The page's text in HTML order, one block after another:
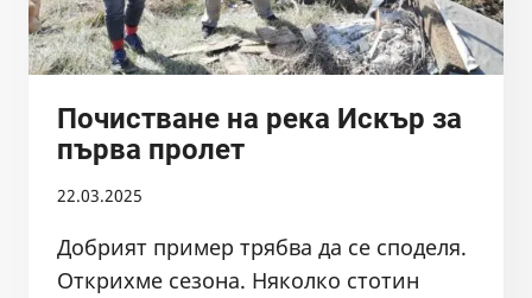
Почистване на река Искър за
първа пролет
22.03.2025
Добрият пример трябва да се споделя.
Открихме сезона. Няколко стотин